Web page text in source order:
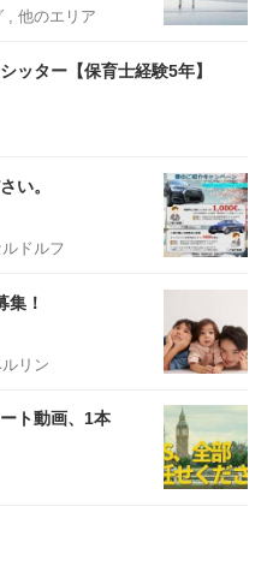
, 他のエリア
ッター【保育士経験5年】
い。
ドルフ
集！
ルリン
ト動画、1本